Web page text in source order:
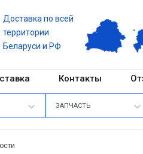
Доставка по всей
территории
Беларуси и РФ
Контакты
ЗАПЧАСТЬ